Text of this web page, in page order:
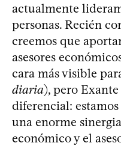
actualmente
personas. Recién
creemos que
asesores
cara más visible
diaria), pero
diferencial:
una enorme
económico y el